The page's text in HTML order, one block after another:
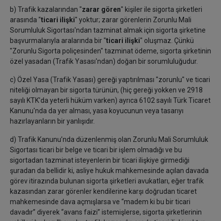
b) Trafik kazalarından "zarar gören" kişiler ile sigorta şirketleri
arasında "ticari ilişki" yoktur; zarar görenlerin Zorunlu Mali
Sorumluluk Sigortası'ndan tazminat almak için sigorta şirketine
başvurmalarıyla aralarında bir "ticari ilişki" oluşmaz. Çünkü
"Zorunlu Sigorta poliçesinden" tazminat ödeme, sigorta şirketinin
özel yasadan (Trafik Yasası'ndan) doğan bir sorumluluğudur.
c) Özel Yasa (Trafik Yasası) gereği yaptırılması "zorunlu" ve ticari
niteliği olmayan bir sigorta türünün, (hiç gereği yokken ve 2918
sayılı KTK'da yeterli hüküm varken) ayrıca 6102 sayılı Türk Ticaret
Kanunu'nda da yer alması, yasa koyucunun veya tasarıyı
hazırlayanların bir yanlışıdır.
d) Trafik Kanunu’nda düzenlenmiş olan Zorunlu Mali Sorumluluk
Sigortası ticari bir belge ve ticari bir işlem olmadığı ve bu
sigortadan tazminat isteyenlerin bir ticari ilişkiye girmediği
şuradan da bellidir ki, asliye hukuk mahkemesinde açılan davada
görev itirazında bulunan sigorta şirketleri avukatları, eğer trafik
kazasından zarar görenler kendilerine karşı doğrudan ticaret
mahkemesinde dava açmışlarsa ve “madem ki bu bir ticari
davadır” diyerek “avans faizi” istemişlerse, sigorta şirketlerinin